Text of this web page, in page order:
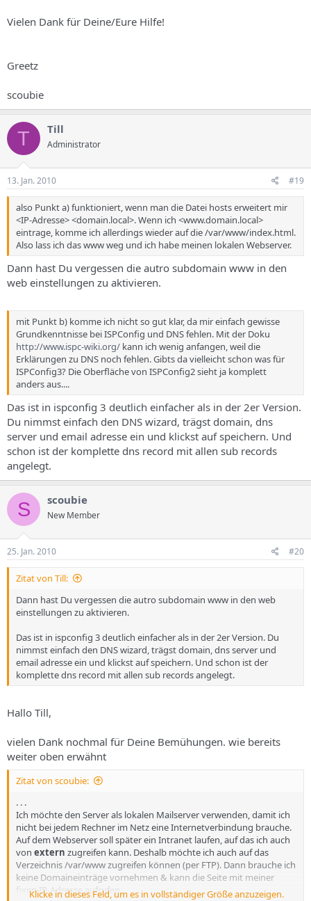
Vielen Dank für Deine/Eure Hilfe!
Greetz
scoubie
T Till
Administrator
13. Jan. 2010 #19
also Punkt a) funktioniert, wenn man die Datei hosts erweitert mir
<IP-Adresse> <domain.local>. Wenn ich <www.domain.local>
eintrage, komme ich allerdings wieder auf die /var/www/index.html.
Also lass ich das www weg und ich habe meinen lokalen Webserver.
Dann hast Du vergessen die autro subdomain www in den
web einstellungen zu aktivieren.
mit Punkt b) komme ich nicht so gut klar, da mir einfach gewisse
Grundkenntnisse bei ISPConfig und DNS fehlen. Mit der Doku
http://www.ispc-wiki.org/ kann ich wenig anfangen, weil die
Erklärungen zu DNS noch fehlen. Gibts da vielleicht schon was für
ISPConfig3? Die Oberfläche von ISPConfig2 sieht ja komplett
anders aus....
Das ist in ispconfig 3 deutlich einfacher als in der 2er Version.
Du nimmst einfach den DNS wizard, trägst domain, dns
server und email adresse ein und klickst auf speichern. Und
schon ist der komplette dns record mit allen sub records
angelegt.
S scoubie
New Member
25. Jan. 2010 #20
Zitat von Till:
Dann hast Du vergessen die autro subdomain www in den web
einstellungen zu aktivieren.
Das ist in ispconfig 3 deutlich einfacher als in der 2er Version. Du
nimmst einfach den DNS wizard, trägst domain, dns server und
email adresse ein und klickst auf speichern. Und schon ist der
komplette dns record mit allen sub records angelegt.
Hallo Till,
vielen Dank nochmal für Deine Bemühungen. wie bereits
weiter oben erwähnt
Zitat von scoubie:
. . .
Ich möchte den Server als lokalen Mailserver verwenden, damit ich
nicht bei jedem Rechner im Netz eine Internetverbindung brauche.
Auf dem Webserver soll später ein Intranet laufen, auf das ich auch
von extern zugreifen kann. Deshalb möchte ich auch auf das
Verzeichnis /var/www zugreifen können (per FTP). Dann brauche ich
keine Domaineinträge vornehmen & kann die Seite mit meiner
fixen IP-Adresse aufrufen.
Klicke in dieses Feld, um es in vollständiger Größe anzuzeigen.